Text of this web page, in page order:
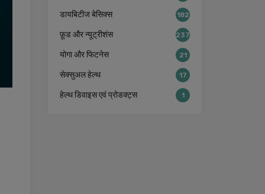
डायबिटीज बेसिक्स 182
फ़ूड और न्यूट्रीशंस 237
योगा और फिटनेस 21
सेक्सुअल हेल्थ 17
हेल्थ डिवाइस एवं प्रोडक्ट्स 1